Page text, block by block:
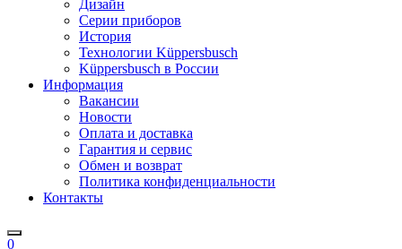
Дизайн
Серии приборов
История
Технологии Küppersbusch
Küppersbusch в России
Информация
Вакансии
Новости
Оплата и доставка
Гарантия и сервис
Обмен и возврат
Политика конфиденциальности
Контакты
0